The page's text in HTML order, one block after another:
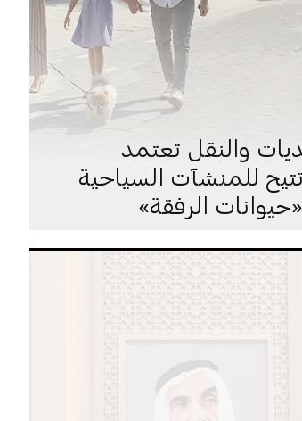
والنقل تعتمد
للمنشآت السياحية
الرفقة»